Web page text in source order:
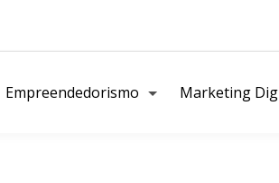
Empreendedorismo Marketing